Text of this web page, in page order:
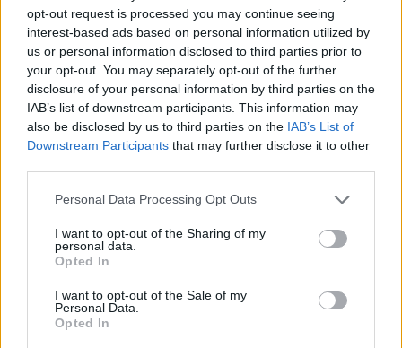
opt-out request is processed you may continue seeing
interest-based ads based on personal information utilized by
us or personal information disclosed to third parties prior to
your opt-out. You may separately opt-out of the further
disclosure of your personal information by third parties on the
IAB’s list of downstream participants. This information may
also be disclosed by us to third parties on the IAB’s List of
Downstream Participants that may further disclose it to other
Please note that this website/app uses one or more Google
not limited to your visit or usage behaviour. You may click to
grant or deny consent to Google and its third-party tags to
use your data for below specified purposes in below Google
consent section.
Personal Data Processing Opt Outs
I want to opt-out of the Sharing of my
personal data.
Opted In
I want to opt-out of the Sale of my
Personal Data.
Opted In
navigazione ibrida, che incrocia segnaletica sul
terreno, mappa cartacea e schermo, sono
fondamentali per un’esperienza di trekking sicura e
ben organizzata.
Beatrice Bonaventura
lasciare le passerelle di Firenze dopo un
servizio su sartorie locali; da allora guida
redazione propone palette sobrie e mantiene
un archivio personale di tagli e cartamodelli